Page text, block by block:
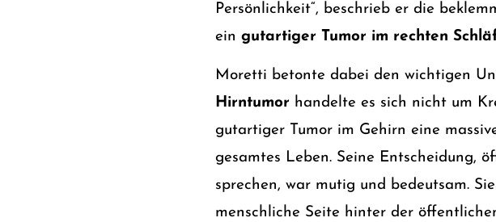
Persönlichkeit“, beschrieb er die
ein gutartiger Tumor im rechten
Moretti betonte dabei den wichtigen
Hirntumor handelte es sich nicht um
gutartiger Tumor im Gehirn eine
gesamtes Leben. Seine Entscheidung,
sprechen, war mutig und bedeutsam.
menschliche Seite hinter der